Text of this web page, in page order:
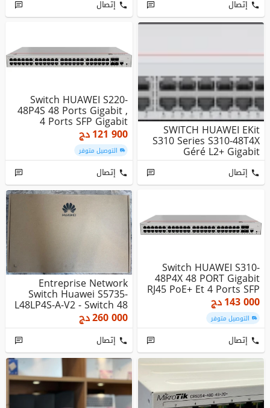
إتصال إتصال
SWITCH HUAWEI EKit
S310 Series S310-48T4X
Géré L2+ Gigabit
Ethernet (1...
إتصال
Switch HUAWEI S220-
48P4S 48 Ports Gigabit ,
4 Ports SFP Gigabit
121 900دج
التوصيل متوفر
إتصال
Switch HUAWEI S310-
48P4X 48 PORT Gigabit
RJ45 PoE+ Et 4 Ports SFP
+ 10...
143 000دج
التوصيل متوفر
إتصال
Entreprise Network
Switch Huawei S5735-
L48LP4S-A-V2 - Switch 48
Ports ...
260 000دج
إتصال